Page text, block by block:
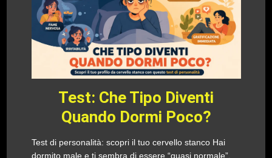
Test: Che Tipo Diventi
Quando Dormi Poco?
Test di personalità: scopri il tuo cervello stanco Hai
dormito male e ti sembra di essere “quasi normale”,